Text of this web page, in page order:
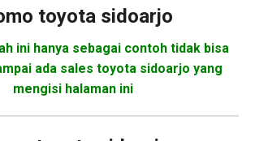
toyota sidoarjo
ini hanya sebagai contoh tidak bisa
ada sales toyota sidoarjo yang
mengisi halaman ini